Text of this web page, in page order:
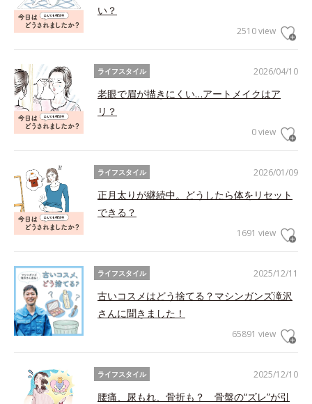
い？
2510 view
2026/04/10
ライフスタイル
老眼で眉が描きにくい…アートメイクはア
リ？
0 view
2026/01/09
ライフスタイル
正月太りが継続中。どうしたら体をリセット
できる？
1691 view
2025/12/11
ライフスタイル
古いコスメはどう捨てる？マシンガンズ滝沢
さんに聞きました！
65891 view
2025/12/10
ライフスタイル
腰痛、尿もれ、骨折も？ 骨盤の“ズレ”が引